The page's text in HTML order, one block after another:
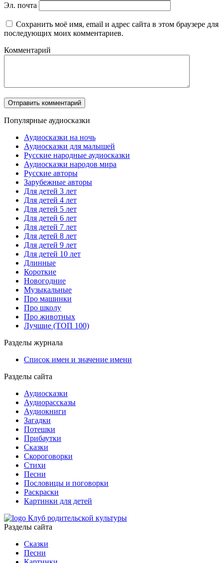
Эл. почта
Сохранить моё имя, email и адрес сайта в этом браузере для
последующих моих комментариев.
Комментарий
Популярные аудиосказки
Аудиосказки на ночь
Аудиосказки для малышей
Русские народные аудиосказки
Аудиосказки народов мира
Русские авторы
Зарубежные авторы
Для детей 3 лет
Для детей 4 лет
Для детей 5 лет
Для детей 6 лет
Для детей 7 лет
Для детей 8 лет
Для детей 9 лет
Для детей 10 лет
Длинные
Короткие
Новогодние
Музыкальные
Про машинки
Про школу
Про животных
Лучшие (ТОП 100)
Разделы журнала
Список имен и значение имени
Разделы сайта
Аудиосказки
Аудиорассказы
Аудиокниги
Загадки
Потешки
Прибаутки
Сказки
Скороговорки
Стихи
Песни
Пословицы и поговорки
Раскраски
Картинки для детей
Клуб родительской культуры
Разделы сайта
Сказки
Песни